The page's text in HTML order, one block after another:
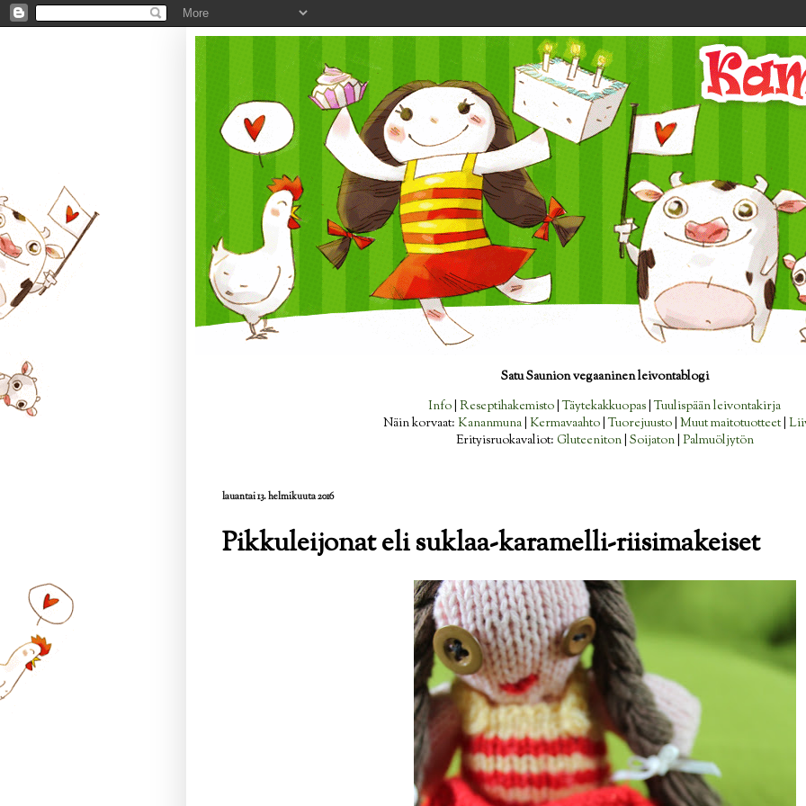
Satu Saunion vegaaninen leivontablogi
Info Reseptihakemisto |Täytekakkuopas |Tuulispään leivontakirja
Näin korvaat: Kananmuna Kermavaahto |Tuorejuusto Muut maitotuotteet|
Erityisruokavaliot: Gluteeniton| Soijaton| Palmuöljytön
lauantai 13. helmikuuta 2016
Pikkuleijonat eli suklaa-karamelli-riisimakeiset